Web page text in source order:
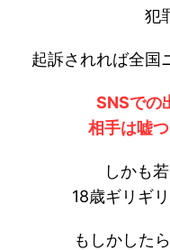
犯
起訴されれば全国
SNSでの
相手は嘘
しかも
18歳ギリギ
もしかした